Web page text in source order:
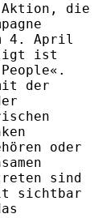
die
4. April
ist
der
oder
sind
sichtbar